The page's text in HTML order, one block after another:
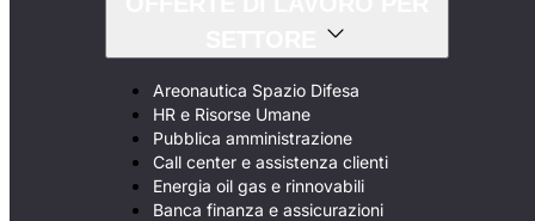
Areonautica Spazio Difesa
HR e Risorse Umane
Pubblica amministrazione
Call center e assistenza clienti
Energia oil gas e rinnovabili
Banca finanza e assicurazioni